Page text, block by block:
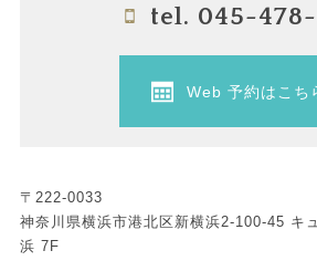
tel. 045-478-
Web 予約はこち
〒222-0033
神奈川県横浜市港北区新横浜2-100-45 キ
浜 7F